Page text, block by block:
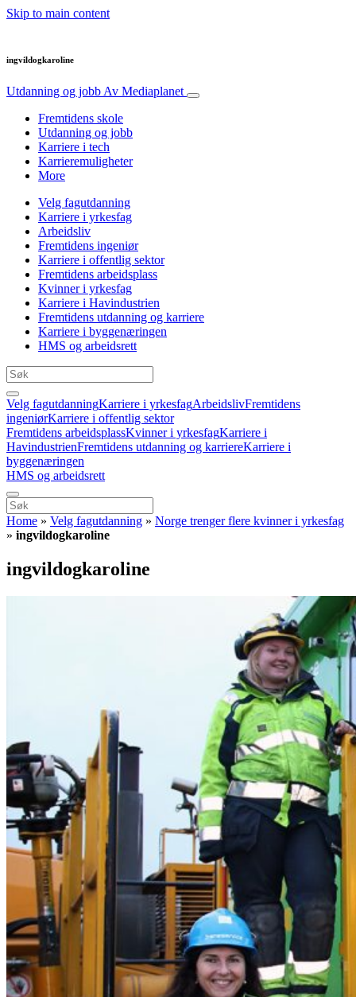
Skip to main content
ingvildogkaroline
Utdanning og jobb Av Mediaplanet
Fremtidens skole
Utdanning og jobb
Karriere i tech
Karrieremuligheter
More
Velg fagutdanning
Karriere i yrkesfag
Arbeidsliv
Fremtidens ingeniør
Karriere i offentlig sektor
Fremtidens arbeidsplass
Kvinner i yrkesfag
Karriere i Havindustrien
Fremtidens utdanning og karriere
Karriere i byggenæringen
HMS og arbeidsrett
Velg fagutdanningKarriere i yrkesfagArbeidslivFremtidens
ingeniørKarriere i offentlig sektor
Fremtidens arbeidsplassKvinner i yrkesfagKarriere i
HavindustrienFremtidens utdanning og karriereKarriere i
byggenæringen
HMS og arbeidsrett
Home » Velg fagutdanning » Norge trenger flere kvinner i yrkesfag
» ingvildogkaroline
ingvildogkaroline